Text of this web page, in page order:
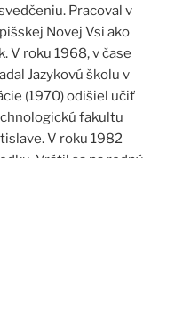
Pracoval v
Novej Vsi ako
V roku 1968, v čase
Jazykovú školu v
(1970) odišiel učiť
fakultu
V roku 1982
Vrátil sa na rodný